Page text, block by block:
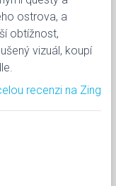
ostrova, a
obtížnost,
vizuál, koupí
recenzi na Zing